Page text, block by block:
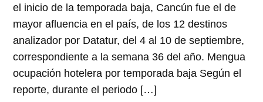
el inicio de la temporada baja, Cancún fue el de
mayor afluencia en el país, de los 12 destinos
analizador por Datatur, del 4 al 10 de septiembre,
correspondiente a la semana 36 del año. Mengua
ocupación hotelera por temporada baja Según el
reporte, durante el periodo […]